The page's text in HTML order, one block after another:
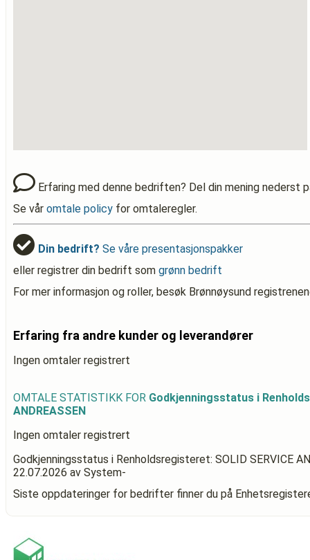
Erfaring med denne bedriften? Del din mening nederst
Se vår omtale policy for omtaleregler.
Din bedrift? Se våre presentasjonspakker
eller registrer din bedrift som grønn bedrift
For mer informasjon og roller, besøk Brønnøysund
Erfaring fra andre kunder og leverandører
Ingen omtaler registrert
OMTALE STATISTIKK FOR Godkjenningsstatus i
ANDREASSEN
Ingen omtaler registrert
Godkjenningsstatus i Renholdsregisteret: SOLID SERVICE
22.07.2026 av System-
Siste oppdateringer for bedrifter finner du på